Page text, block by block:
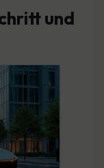
und